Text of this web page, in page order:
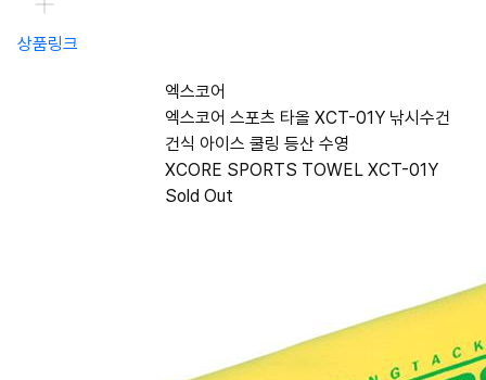
상품링크
엑스코어
엑스코어 스포츠 타올 XCT-01Y 낚시수건
건식 아이스 쿨링 등산 수영
XCORE SPORTS TOWEL XCT-01Y
Sold Out